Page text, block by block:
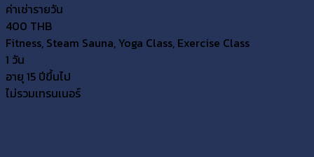
ค่าเช่ารายวัน
400 THB
Fitness, Steam Sauna, Yoga Class, Exercise Class
1 วัน
อายุ 15 ปีขึ้นไป
ไม่รวมเทรนเนอร์